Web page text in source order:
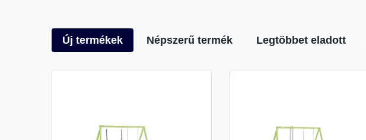
Új termékek Népszerű termék Legtöbbet eladott